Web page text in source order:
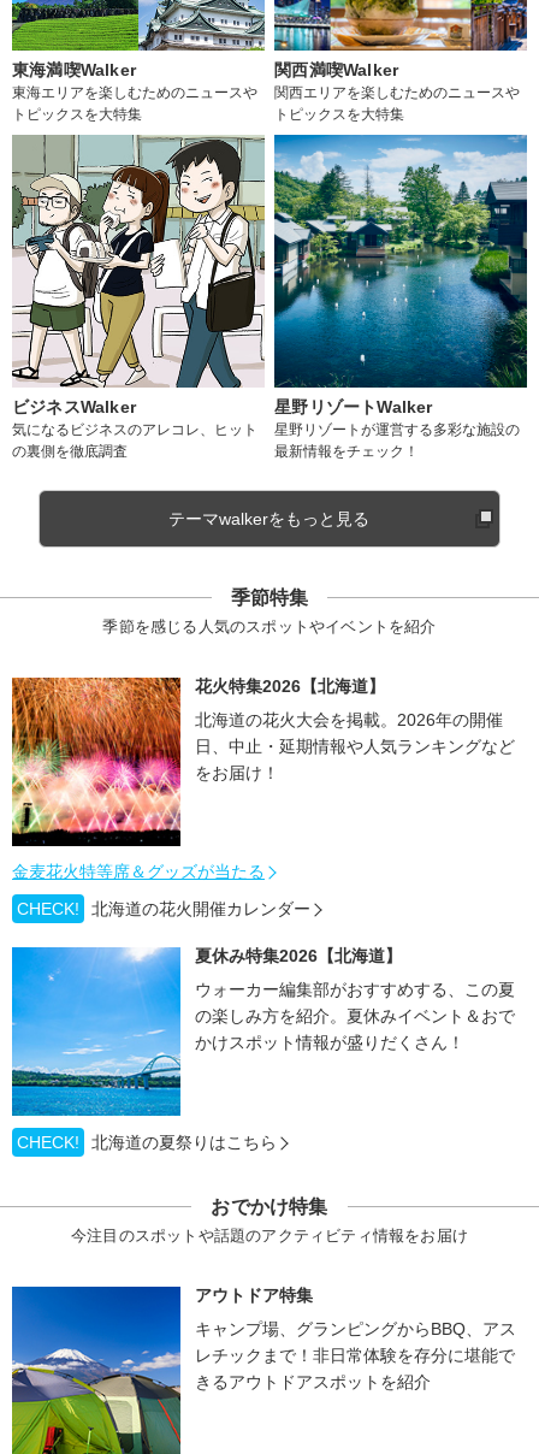
東海満喫Walker
東海エリアを楽しむためのニュースや
トピックスを大特集
関西満喫Walker
関西エリアを楽しむためのニュースや
トピックスを大特集
ビジネスWalker
気になるビジネスのアレコレ、ヒット
の裏側を徹底調査
星野リゾートWalker
星野リゾートが運営する多彩な施設の
最新情報をチェック！
テーマwalkerをもっと見る
季節特集
季節を感じる人気のスポットやイベントを紹介
花火特集2026【北海道】
北海道の花火大会を掲載。2026年の開催
日、中止・延期情報や人気ランキングなど
をお届け！
金麦花火特等席＆グッズが当たる
CHECK!
北海道の花火開催カレンダー
夏休み特集2026【北海道】
ウォーカー編集部がおすすめする、この夏
の楽しみ方を紹介。夏休みイベント＆おで
かけスポット情報が盛りだくさん！
CHECK! 北海道の夏祭りはこちら
おでかけ特集
今注目のスポットや話題のアクティビティ情報をお届け
アウトドア特集
キャンプ場、グランピングからBBQ、アス
レチックまで！非日常体験を存分に堪能で
きるアウトドアスポットを紹介